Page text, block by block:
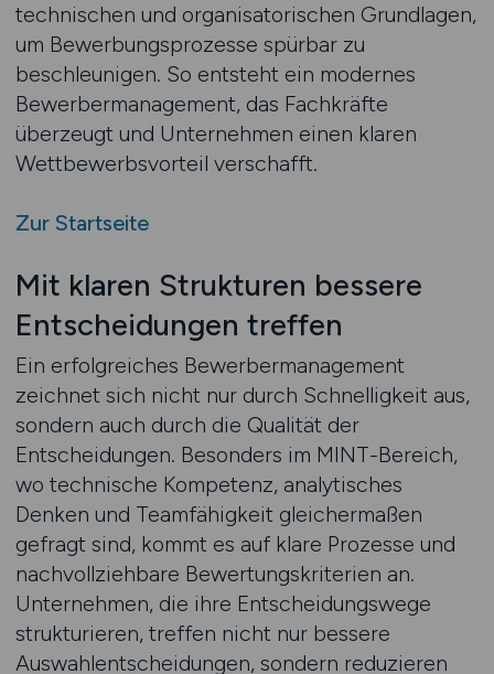
technischen und organisatorischen Grundlagen,
um Bewerbungsprozesse spürbar zu
beschleunigen. So entsteht ein modernes
Bewerbermanagement, das Fachkräfte
überzeugt und Unternehmen einen klaren
Wettbewerbsvorteil verschafft.
Zur Startseite
Mit klaren Strukturen bessere
Entscheidungen treffen
Ein erfolgreiches Bewerbermanagement
zeichnet sich nicht nur durch Schnelligkeit aus,
sondern auch durch die Qualität der
Entscheidungen. Besonders im MINT-Bereich,
wo technische Kompetenz, analytisches
Denken und Teamfähigkeit gleichermaßen
gefragt sind, kommt es auf klare Prozesse und
nachvollziehbare Bewertungskriterien an.
Unternehmen, die ihre Entscheidungswege
strukturieren, treffen nicht nur bessere
Auswahlentscheidungen, sondern reduzieren